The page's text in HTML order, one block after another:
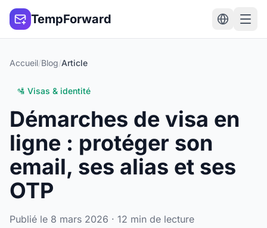
TempForward
Accueil/Blog/Article
🛂 Visas & identité
Démarches de visa en
ligne : protéger son
email, ses alias et ses
OTP
Publié le 8 mars 2026 · 12 min de lecture